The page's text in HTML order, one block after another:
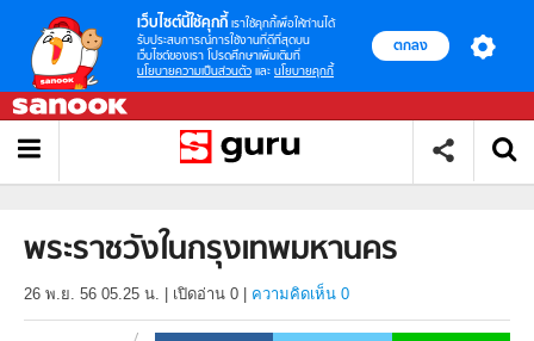
เว็บไซต์นี้ใช้คุกกี้ เราใช้คุกกี้เพื่อให้ท่านได้
รับประสบการณ์การใช้งานที่ดีที่สุดบน
เว็บไซต์ของเรา โปรดศึกษาเพิ่มเติมที่
นโยบายความเป็นส่วนตัว และ นโยบายคุกกี้
ตกลง
พระราชวังในกรุงเทพมหานคร
26 พ.ย. 56 05.25 น. เปิดอ่าน 0 ความคิดเห็น 0